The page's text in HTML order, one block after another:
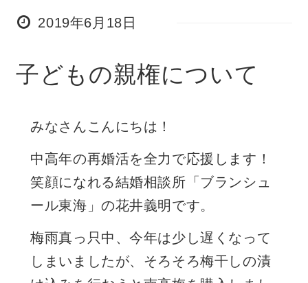
子どもの親権について
2019年6月18日
みなさんこんにちは！
中高年の再婚活を全力で応援します！
笑顔になれる結婚相談所「ブランシュ
ール東海」の花井義明です。
梅雨真っ只中、今年は少し遅くなって
しまいましたが、そろそろ梅干しの漬